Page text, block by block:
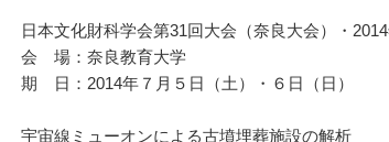
日本文化財科学会第31回大会（奈良大会）・
会 場：奈良教育大学
期 日：2014年７月５日（土）・６日（日）
宇宙線ミューオンによる古墳埋葬施設の解析